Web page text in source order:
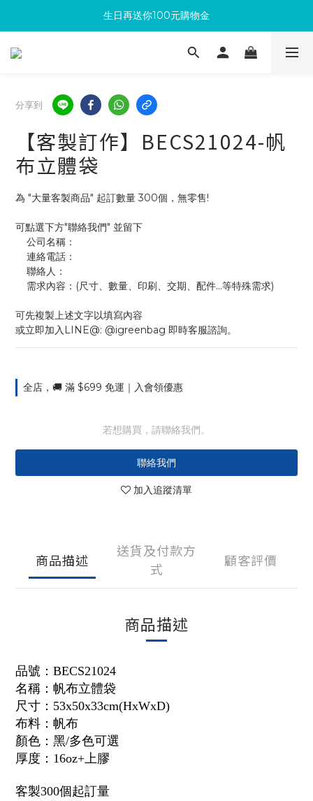
滿300回饋10%購物金
生日再送你100元購物金
加入成為新會員 馬上領取50元購物金
分享到
【客製訂作】BECS21024-帆
布立體袋
為 "大量客製商品" 起訂數量 300個，無零售!
可點選下方"聯絡我們" 並留下
    公司名稱：
    連絡電話：
    聯絡人：
    需求內容：(尺寸、數量、印刷、交期、配件...等特殊需求)
可先複製上述文字以填寫內容
或立即加入LINE@: @igreenbag 即時客服諮詢。
全店，🚚 滿 $699 免運｜入會領優惠
若想購買，請聯絡我們。
聯絡我們
加入追蹤清單
商品描述
送貨及付款方
式
顧客評價
商品描述
品號： BECS21024
名稱：帆布立體袋
尺寸：53x50x33cm(HxWxD)
布料：帆布
顏色：黑/多色可選
厚度： 16oz+上膠
客製300個起訂量